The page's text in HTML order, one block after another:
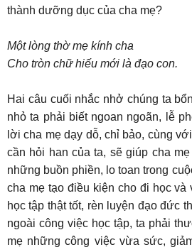
thành dưỡng dục của cha mẹ?
Một lòng thờ mẹ kính cha
Cho tròn chữ hiếu mới là đạo con.
Hai câu cuối nhắc nhở chúng ta
nhỏ ta phải biết ngoan ngoãn, lễ
lời cha mẹ dạy dỗ, chỉ bảo, cùng
cần hỏi han của ta, sẽ giúp cha
những buồn phiền, lo toan trong
cha mẹ tạo điều kiện cho đi học
học tập thật tốt, rèn luyện đạo đức
ngoài công việc học tập, ta phải
mẹ những công việc vừa sức,